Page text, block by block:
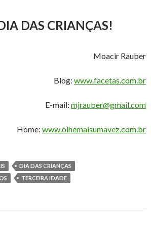
DAS CRIANÇAS!
Moacir Rauber
Blog: www.facetas.com.br
E-mail: mjrauber@gmail.com
Home: www.olhemaisumavez.com.br
DIA DAS CRIANÇAS
TERCEIRA IDADE